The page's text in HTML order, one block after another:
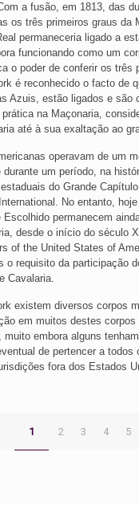
a fusão, em 1813, das
os três primeiros graus
permaneceria ligado a
funcionando como um
o poder de conferir os três
é reconhecido o facto de
Azuis, estão ligados e são
na Maçonaria,
até à sua exaltação ao
operavam de um
um período, na
do Grande
No entanto,
permanecem
desde o início do século
of the United States of
requisito da participação
Cavalaria.
existem diversos corpos
em muitos destes
embora alguns
de pertencer a
fora dos Estados
1 2 3 4 5